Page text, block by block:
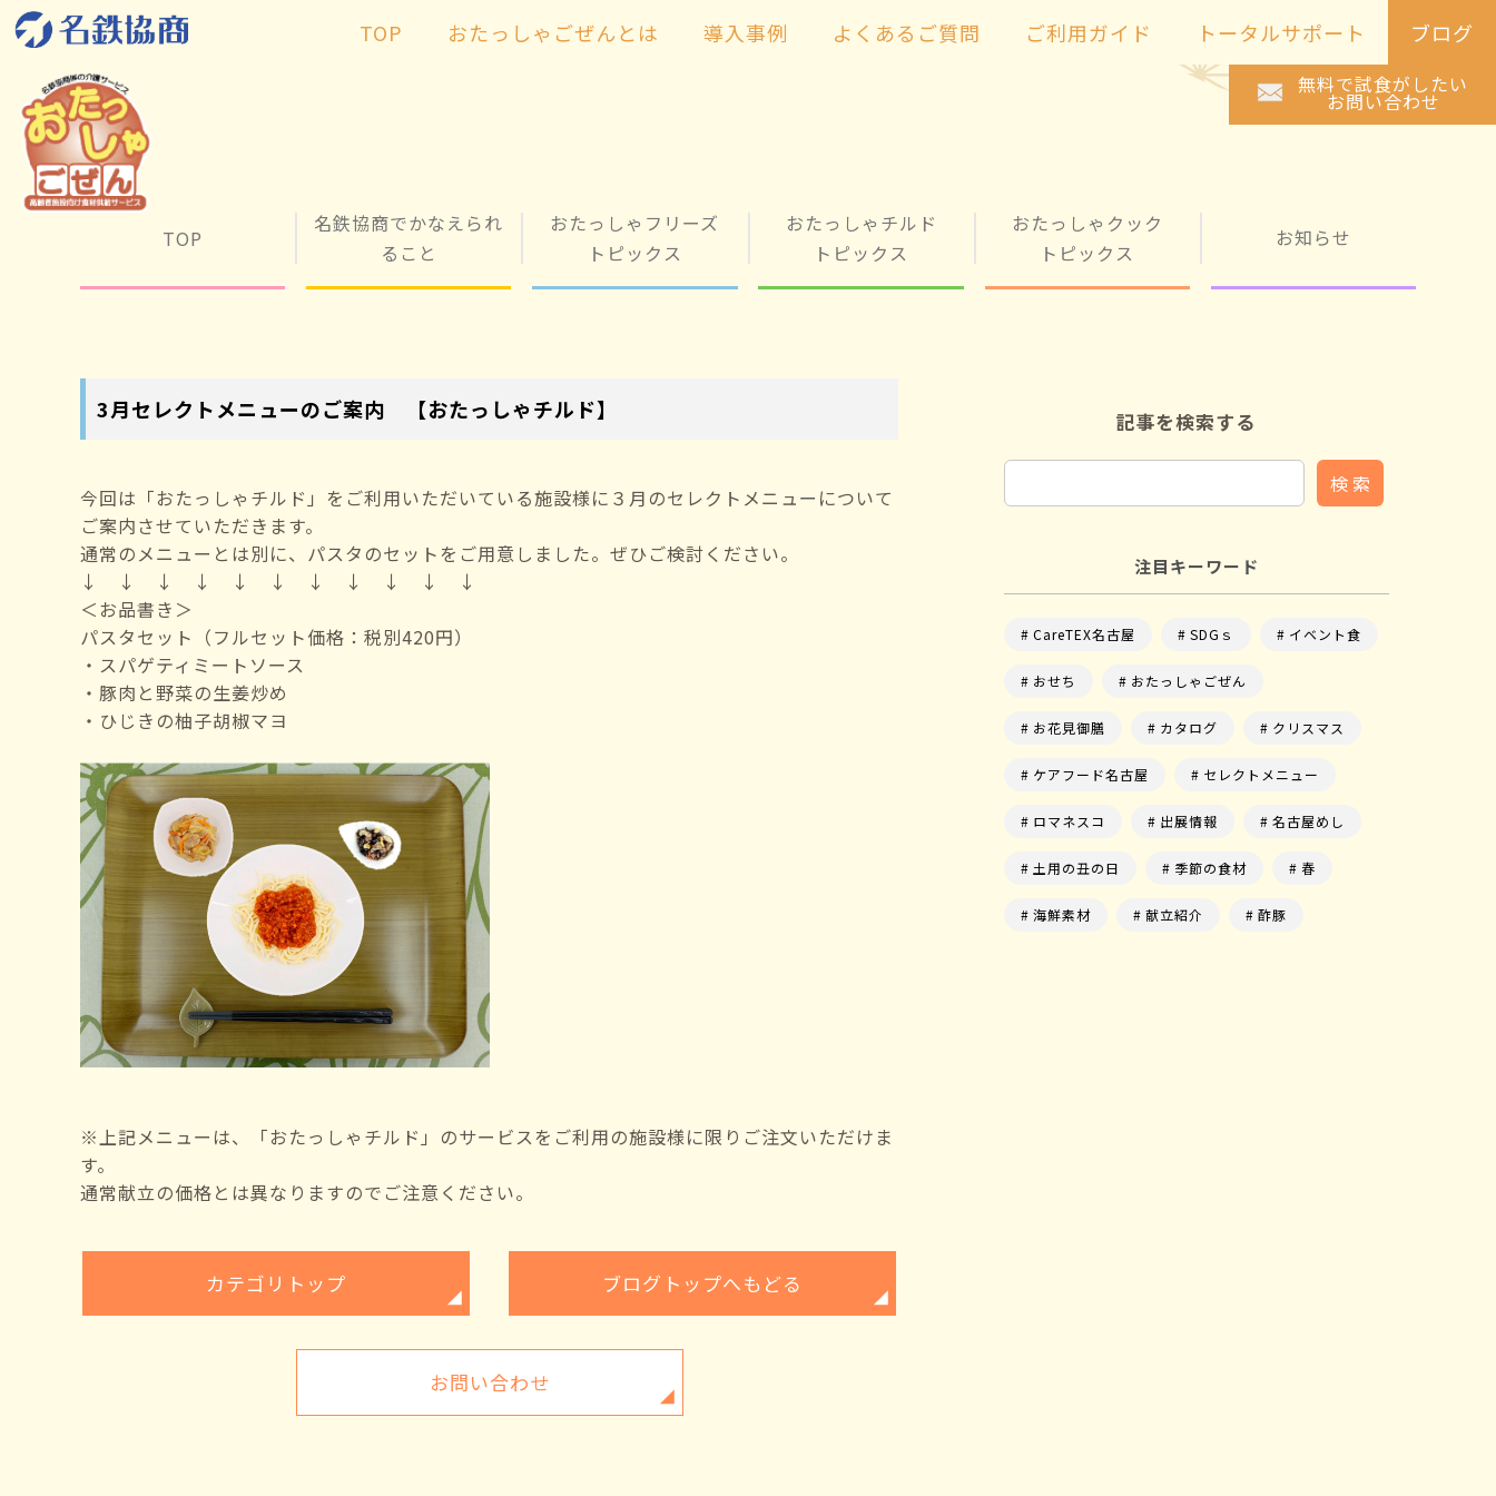
TOP おたっしゃごぜんとは 導入事例 よくあるご質問 ご利用ガイド トータルサポート ブログ
無料で試食がしたい
お問い合わせ
TOP
名鉄協商でかなえられ
ること
おたっしゃフリーズ
トピックス
おたっしゃチルド
トピックス
おたっしゃクック
トピックス
お知らせ
3月セレクトメニューのご案内 【おたっしゃチルド】
今回は「おたっしゃチルド」をご利用いただいている施設様に３月のセレクトメニューについて
ご案内させていただきます。
通常のメニューとは別に、パスタのセットをご用意しました。ぜひご検討ください。
↓ ↓ ↓ ↓ ↓ ↓ ↓ ↓ ↓ ↓ ↓
＜お品書き＞
パスタセット（フルセット価格：税別420円）
・スパゲティミートソース
・豚肉と野菜の生姜炒め
・ひじきの柚子胡椒マヨ
※上記メニューは、「おたっしゃチルド」のサービスをご利用の施設様に限りご注文いただけま
す。
通常献立の価格とは異なりますのでご注意ください。
カテゴリトップ ブログトップへもどる
お問い合わせ
記事を検索する
検 索
注目キーワード
CareTEX名古屋 SDGｓ イベント食
おせち おたっしゃごぜん
お花見御膳 カタログ クリスマス
ケアフード名古屋 セレクトメニュー
ロマネスコ 出展情報 名古屋めし
土用の丑の日 季節の食材 春
海鮮素材 献立紹介 酢豚